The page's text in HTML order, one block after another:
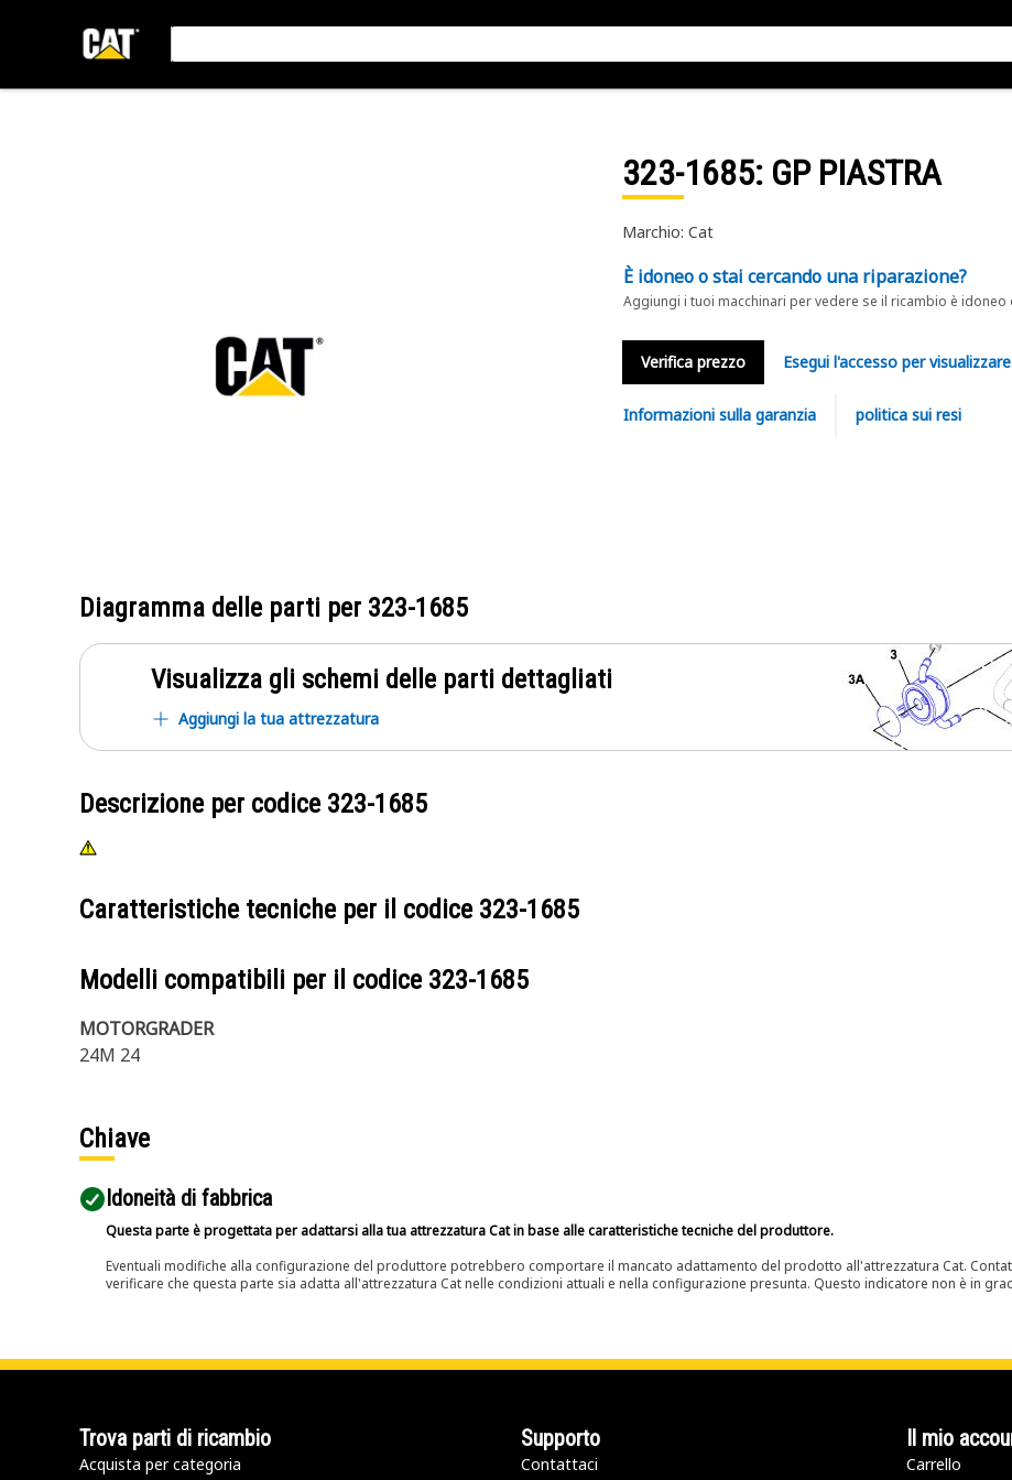
323-1685: GP PIASTRA
Marchio: Cat
È idoneo o stai cercando una riparazione?
Aggiungi i tuoi macchinari per vedere se il ricambio è
Verifica prezzo Esegui l'accesso per
Informazioni sulla garanzia politica sui resi
Diagramma delle parti per 323-1685
Visualizza gli schemi delle parti dettagliati
Aggiungi la tua attrezzatura
Descrizione per codice 323-1685
Caratteristiche tecniche per il codice 323-1685
Modelli compatibili per il codice 323-1685
MOTORGRADER
24M 24
Chiave
Idoneità di fabbrica
Questa parte è progettata per adattarsi alla tua attrezzatura Cat in base alle caratteristiche tecniche del produttore.
Eventuali modifiche alla configurazione del produttore potrebbero comportare il mancato adattamento del prodotto all'attrezzatura Cat.
verificare che questa parte sia adatta all'attrezzatura Cat nelle condizioni attuali e nella configurazione presunta. Questo indicatore non è in
Trova parti di ricambio
Acquista per categoria
Supporto
Contattaci
Il mio
Carrello